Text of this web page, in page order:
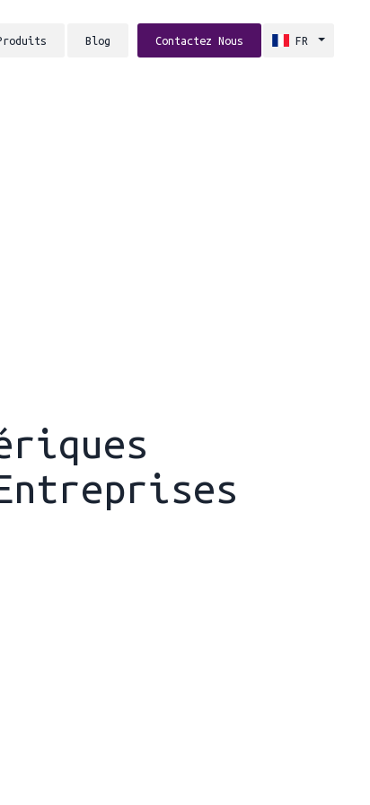
Blog Contactez Nous FR